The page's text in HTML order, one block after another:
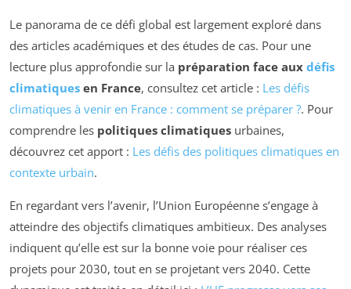
Le panorama de ce défi global est largement exploré dans
des articles académiques et des études de cas. Pour une
lecture plus approfondie sur la préparation face aux défis
climatiques en France, consultez cet article : Les défis
climatiques à venir en France : comment se préparer ?. Pour
comprendre les politiques climatiques urbaines,
découvrez cet apport : Les défis des politiques climatiques en
contexte urbain.
En regardant vers l’avenir, l’Union Européenne s’engage à
atteindre des objectifs climatiques ambitieux. Des analyses
indiquent qu’elle est sur la bonne voie pour réaliser ces
projets pour 2030, tout en se projetant vers 2040. Cette